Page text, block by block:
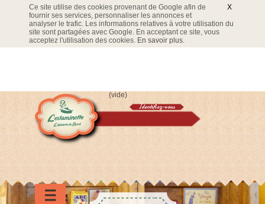
X
Ce site utilise des cookies provenant de Google afin de
fournir ses services, personnaliser les annonces et
analyser le trafic. Les informations relatives à votre utilisation du
site sont partagées avec Google. En acceptant ce site, vous
acceptez l'utilisation des cookies. En savoir plus.
(vide)
Identifiez-vous
Panier
☰